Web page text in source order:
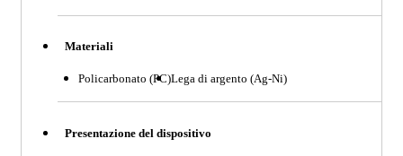
Materiali
Policarbonato (PC)Lega di argento (Ag-Ni)
Presentazione del dispositivo